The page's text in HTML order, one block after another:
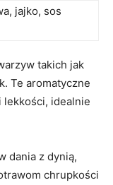
⁢jajko, sos
takich‌ jak
‌Te aromatyczne
lekkości, ⁣idealnie
dania z dynią,⁣
chrupkości